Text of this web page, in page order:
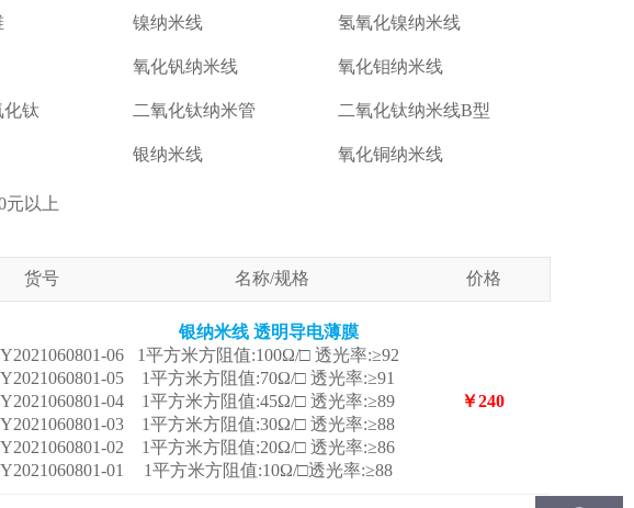
镍纳米线 氢氧化镍纳米线
氧化钒纳米线 氧化钼纳米线
化钛 二氧化钛纳米管 二氧化钛纳米线B型
银纳米线 氧化铜纳米线
元以上
货号 名称/规格 价格
银纳米线 透明导电薄膜
06
1平方米方阻值:100Ω/□ 透光率:≥92
05
1平方米方阻值:70Ω/□ 透光率:≥91
04
1平方米方阻值:45Ω/□ 透光率:≥89
03
1平方米方阻值:30Ω/□ 透光率:≥88
02
1平方米方阻值:20Ω/□ 透光率:≥86
01
1平方米方阻值:10Ω/□透光率:≥88
￥240